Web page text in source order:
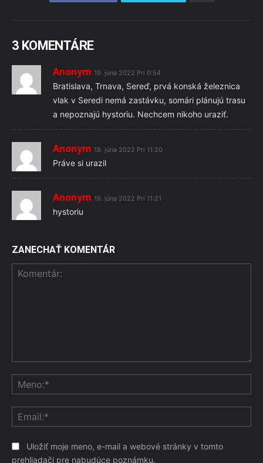
3 KOMENTÁRE
Anonym 19. júna 2022 Pri 0:54
Bratislava, Trnava, Sereď, prvá konská železnica
vlak v Seredi nemá zastávku, somári plánujú trasu
a nepoznajú hystoriu. Nechcem nikoho uraziť.
Anonym 19. júna 2022 Pri 11:20
Práve si urazil
Anonym 19. júna 2022 Pri 11:21
hystoriu
ZANECHAŤ KOMENTÁR
Uložiť moje meno, e-mail a webové stránky v tomto
prehliadači pre nabudúce poznámku.